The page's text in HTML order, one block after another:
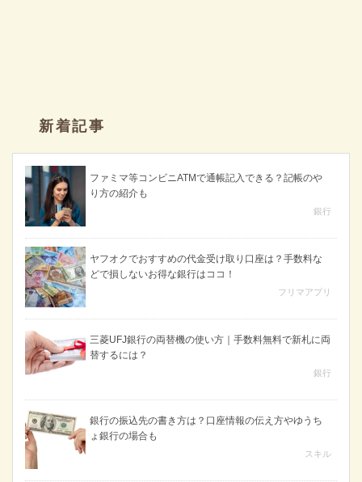
新着記事
ファミマ等コンビニATMで通帳記入できる？記帳のや
り方の紹介も
銀行
ヤフオクでおすすめの代金受け取り口座は？手数料な
どで損しないお得な銀行はココ！
フリマアプリ
三菱UFJ銀行の両替機の使い方｜手数料無料で新札に両
替するには？
銀行
銀行の振込先の書き方は？口座情報の伝え方やゆうち
ょ銀行の場合も
スキル